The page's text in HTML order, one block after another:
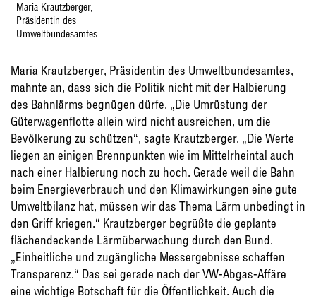
Maria Krautzberger,
Präsidentin des
Umweltbundesamtes
Maria Krautzberger, Präsidentin des Umweltbundesamtes,
mahnte an, dass sich die Politik nicht mit der Halbierung
des Bahnlärms begnügen dürfe. „Die Umrüstung der
Güterwagenflotte allein wird nicht ausreichen, um die
Bevölkerung zu schützen“, sagte Krautzberger. „Die Werte
liegen an einigen Brennpunkten wie im Mittelrheintal auch
nach einer Halbierung noch zu hoch. Gerade weil die Bahn
beim Energieverbrauch und den Klimawirkungen eine gute
Umweltbilanz hat, müssen wir das Thema Lärm unbedingt in
den Griff kriegen.“ Krautzberger begrüßte die geplante
flächendeckende Lärmüberwachung durch den Bund.
„Einheitliche und zugängliche Messergebnisse schaffen
Transparenz.“ Das sei gerade nach der VW-Abgas-Affäre
eine wichtige Botschaft für die Öffentlichkeit. Auch die